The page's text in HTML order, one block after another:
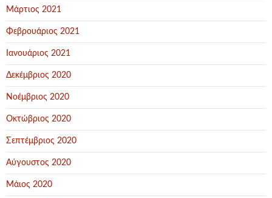
Μάρτιος 2021
Φεβρουάριος 2021
Ιανουάριος 2021
Δεκέμβριος 2020
Νοέμβριος 2020
Οκτώβριος 2020
Σεπτέμβριος 2020
Αύγουστος 2020
Μάιος 2020